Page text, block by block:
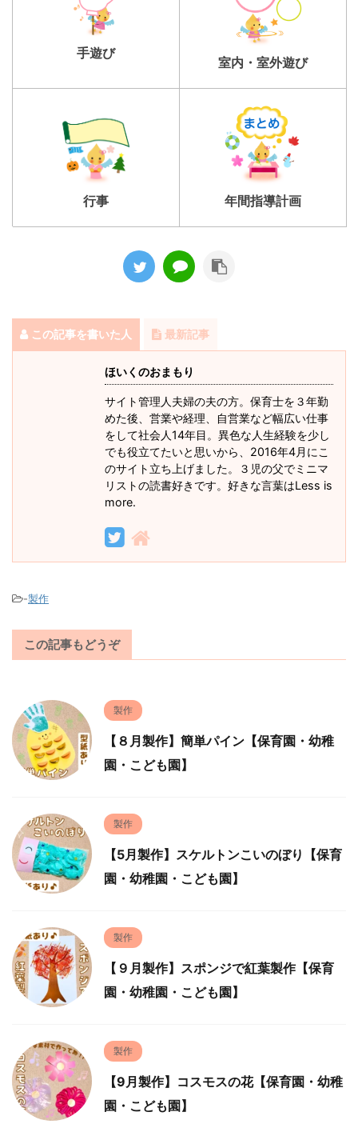
手遊び
室内・室外遊び
行事 年間指導計画
この記事を書いた人 最新記事
ほいくのおまもり
サイト管理人夫婦の夫の方。保育士を３年勤
めた後、営業や経理、自営業など幅広い仕事
をして社会人14年目。異色な人生経験を少し
でも役立てたいと思いから、2016年4月にこ
のサイト立ち上げました。３児の父でミニマ
リストの読書好きです。好きな言葉はLess is
more.
-製作
この記事もどうぞ
製作
【８月製作】簡単パイン【保育園・幼稚
園・こども園】
製作
【5月製作】スケルトンこいのぼり【保育
園・幼稚園・こども園】
製作
【９月製作】スポンジで紅葉製作【保育
園・幼稚園・こども園】
製作
【9月製作】コスモスの花【保育園・幼稚
園・こども園】